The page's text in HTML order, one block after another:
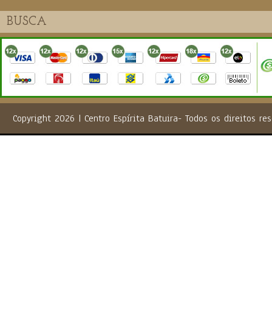
Copyright 2026 | Centro Espírita Batuira- Todos os